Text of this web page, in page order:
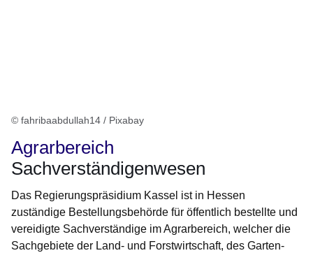
© fahribaabdullah14 / Pixabay
Agrarbereich
Sachverständigenwesen
Das Regierungspräsidium Kassel ist in Hessen
zuständige Bestellungsbehörde für öffentlich bestellte und
vereidigte Sachverständige im Agrarbereich, welcher die
Sachgebiete der Land- und Forstwirtschaft, des Garten-